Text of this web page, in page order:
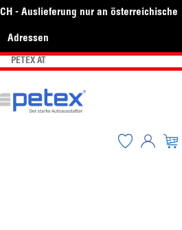
- Auslieferung nur an österreichische
Adressen
PETEX AT